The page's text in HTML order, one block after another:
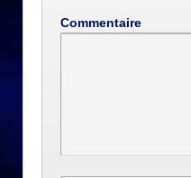
Commentaire